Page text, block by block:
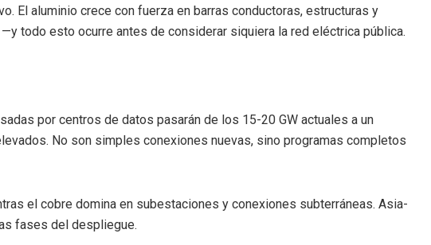
El aluminio crece con fuerza en barras conductoras, estructuras y
todo esto ocurre antes de considerar siquiera la red eléctrica pública.
por centros de datos pasarán de los 15-20 GW actuales a un
No son simples conexiones nuevas, sino programas completos
el cobre domina en subestaciones y conexiones subterráneas. Asia-
fases del despliegue.